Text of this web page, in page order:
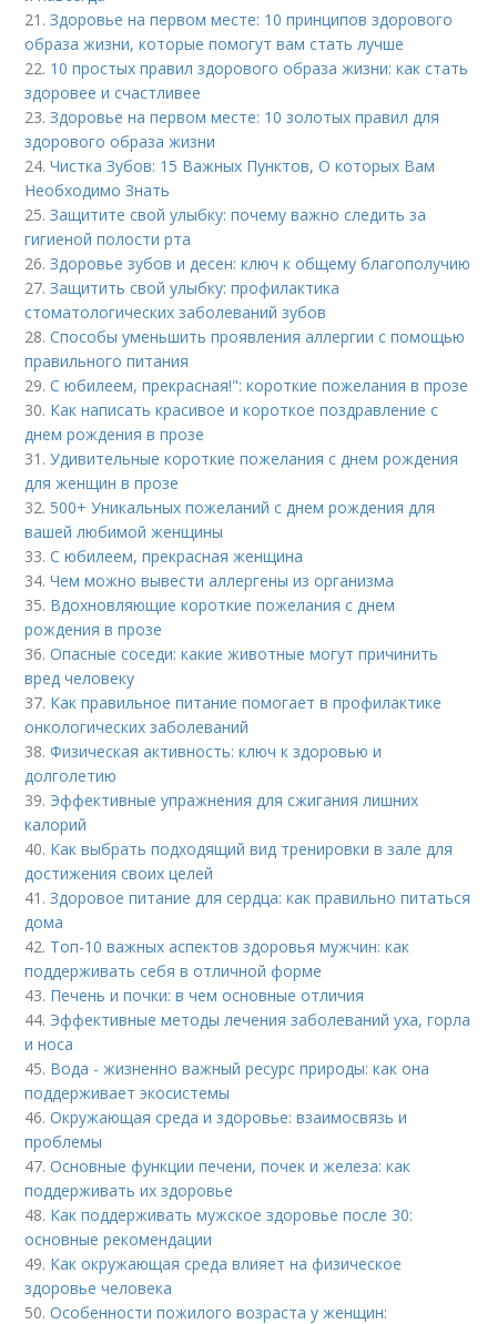
21.Здоровье на первом месте: 10 принципов здорового
образа жизни, которые помогут вам стать лучше
22. 10 простых правил здорового образа жизни: как стать
здоровее и счастливее
23.Здоровье на первом месте: 10 золотых правил для
здорового образа жизни
24.Чистка Зубов: 15 Важных Пунктов, О которых Вам
Необходимо Знать
25.Защитите свой улыбку: почему важно следить за
гигиеной полости рта
26.Здоровье зубов и десен: ключ к общему благополучию
27.Защитить свой улыбку: профилактика
стоматологических заболеваний зубов
28.Способы уменьшить проявления аллергии с помощью
правильного питания
29.С юбилеем, прекрасная!": короткие пожелания в прозе
30. Как написать красивое и короткое поздравление с
днем рождения в прозе
31.Удивительные короткие пожелания с днем рождения
для женщин в прозе
32. 500+ Уникальных пожеланий с днем рождения для
вашей любимой женщины
33.С юбилеем, прекрасная женщина
34.Чем можно вывести аллергены из организма
35. Вдохновляющие короткие пожелания с днем
рождения в прозе
36.Опасные соседи: какие животные могут причинить
вред человеку
37. Как правильное питание помогает в профилактике
онкологических заболеваний
38.Физическая активность: ключ к здоровью и
долголетию
39. Эффективные упражнения для сжигания лишних
калорий
40. Как выбрать подходящий вид тренировки в зале для
достижения своих целей
41.Здоровое питание для сердца: как правильно питаться
дома
42. Топ-10 важных аспектов здоровья мужчин: как
поддерживать себя в отличной форме
43. Печень и почки: в чем основные отличия
44. Эффективные методы лечения заболеваний уха, горла
и носа
45. Вода - жизненно важный ресурс природы: как она
поддерживает экосистемы
46.Окружающая среда и здоровье: взаимосвязь и
проблемы
47.Основные функции печени, почек и железа: как
поддерживать их здоровье
48. Как поддерживать мужское здоровье после 30:
основные рекомендации
49. Как окружающая среда влияет на физическое
здоровье человека
50.Особенности пожилого возраста у женщин: